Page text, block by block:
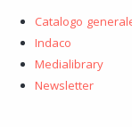
Catalogo
Indaco
Medialibrary
Newsletter